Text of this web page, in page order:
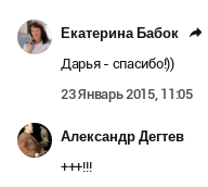
Екатерина Бабок
Дарья - спасибо!))
23 Январь 2015, 11:05
Александр Дегтев
+++!!!